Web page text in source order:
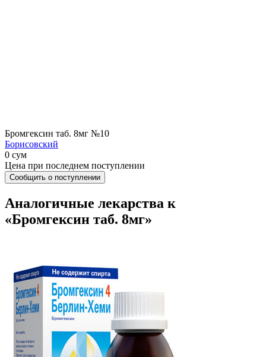
Бромгексин таб. 8мг №10
Борисовский
0 сум
Цена при последнем поступлении
Сообщить о поступлении
Аналогичные лекарства к
«Бромгексин таб. 8мг»